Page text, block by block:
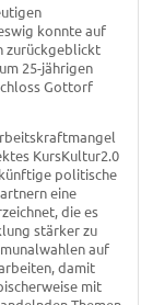
konnte auf
zurückgeblickt
25-jährigen
Gottorf
KursKultur2.0
politische
eine
die es
stärker zu
auf
damit
mit